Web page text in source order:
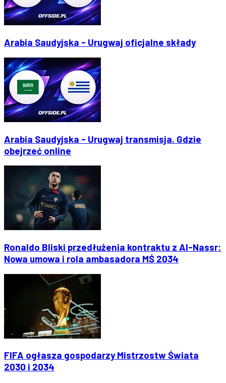
Arabia Saudyjska - Urugwaj oficjalne składy
Arabia Saudyjska - Urugwaj transmisja. Gdzie
obejrzeć online
Ronaldo Bliski przedłużenia kontraktu z Al-Nassr:
Nowa umowa i rola ambasadora MŚ 2034
FIFA ogłasza gospodarzy Mistrzostw Świata
2030 i 2034